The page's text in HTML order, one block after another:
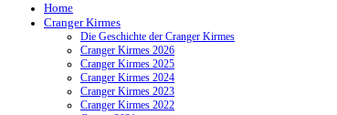
Home
Cranger Kirmes
Die Geschichte der Cranger Kirmes
Cranger Kirmes 2026
Cranger Kirmes 2025
Cranger Kirmes 2024
Cranger Kirmes 2023
Cranger Kirmes 2022